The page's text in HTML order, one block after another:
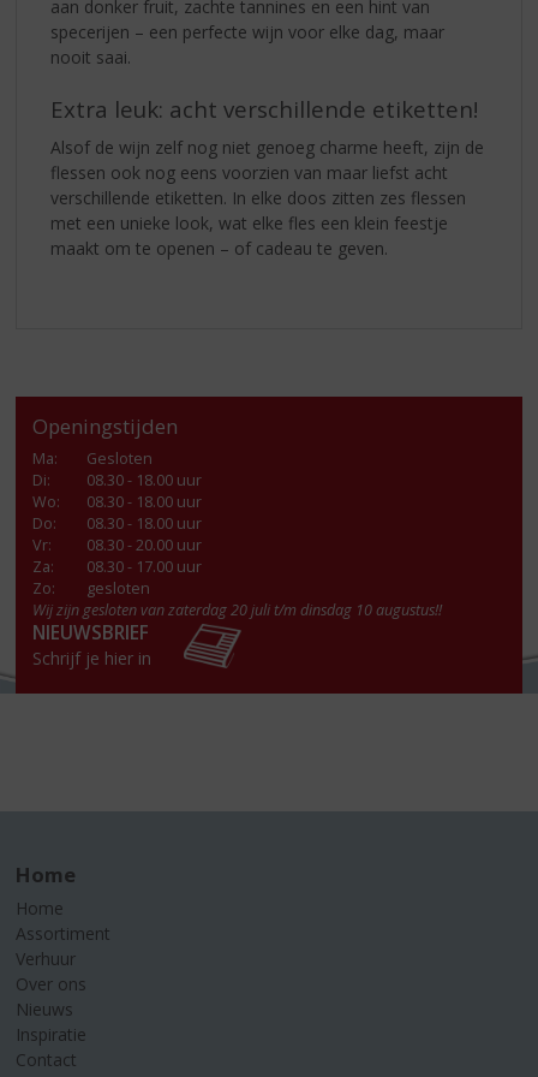
aan donker fruit, zachte tannines en een hint van
specerijen – een perfecte wijn voor elke dag, maar
nooit saai.
Extra leuk: acht verschillende etiketten!
Alsof de wijn zelf nog niet genoeg charme heeft, zijn de
flessen ook nog eens voorzien van maar liefst acht
verschillende etiketten. In elke doos zitten zes flessen
met een unieke look, wat elke fles een klein feestje
maakt om te openen – of cadeau te geven.
Openingstijden
Ma:
Gesloten
Di:
08.30 - 18.00 uur
Wo:
08.30 - 18.00 uur
Do:
08.30 - 18.00 uur
Vr:
08.30 - 20.00 uur
Za:
08.30 - 17.00 uur
Zo:
gesloten
Wij zijn gesloten van zaterdag 20 juli t/m dinsdag 10 augustus!!
NIEUWSBRIEF
Schrijf je hier in
Home
Home
Assortiment
Verhuur
Over ons
Nieuws
Inspiratie
Contact